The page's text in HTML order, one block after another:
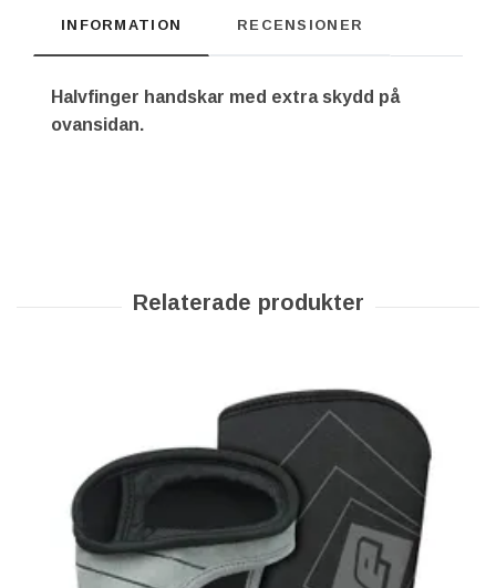
INFORMATION RECENSIONER
Halvfinger handskar med extra skydd på
ovansidan.